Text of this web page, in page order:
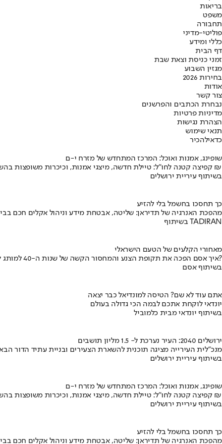
בריאות
משפט
תחבורה
פוליטי-מדיני
כללי ומידע
דף הבית
זמני כניסת וצאת שבת
מגזין השבוע
בחירות 2026
אודות
צור קשר
נבחרת הכתבים והפרשנים
מדיניות פרטיות
הצהרת נגישות
תנאי שימוש
כדאילהכיר
שופינג, אמנות ואוכל: המרכז המתחדש של מזרח י-ם
קפיצה קטנה לחו"ל: טיילת חדשה, מיצגי אמנות, וכיכרות משופצות בהשקעה של 100 מיליון ₪
בשיתוף עיריית ירושלים
כך תחסכו בחשמל בלי להזיע
מהפכת האנרגיה של תדיראן: שליטה, אבטחת מידע וניהול אקלים חכם
בשיתוף TADIRAN
מאחורי הקלעים של הטעם הישראלי
איך אסם הפכה את תקופת הצנע והמחסור הקשה של שנות ה-40 למותג לאומי?
בשיתוף אסם
אתם עוד לא שם? הטיסה למונדיאל כבר יצאה
יונדאי לוקחת אתכם לבמה הכי גדולה בעולם
בשיתוף יונדאי מבית כלמוביל
ירושלים 2040: העיר נערכת ל- 1.5 מליון תושבים
מנכ"לית העירייה מציגה תוכנית להשארת הצעירים ובניית עתיד הדור
בשיתוף עיריית ירושלים
שופינג, אמנות ואוכל: המרכז המתחדש של מזרח י-ם
קפיצה קטנה לחו"ל: טיילת חדשה, מיצגי אמנות, וכיכרות משופצות בהשקעה של 100 מיליון ₪
בשיתוף עיריית ירושלים
כך תחסכו בחשמל בלי להזיע
מהפכת האנרגיה של תדיראן: שליטה, אבטחת מידע וניהול אקלים חכם